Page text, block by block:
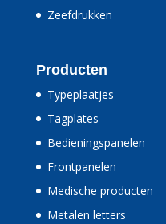
Zeefdrukken
Producten
Typeplaatjes
Tagplates
Bedieningspanelen
Frontpanelen
Medische producten
Metalen letters